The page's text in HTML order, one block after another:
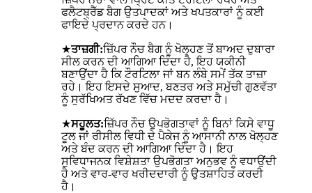
ਫਲੈਟਬ੍ਰੈੱਡ ਬੈਗ ਉਤਪਾਦਕਾਂ ਅਤੇ ਖਪਤਕਾਰਾਂ ਨੂੰ ਕਈ
ਫਾਇਦੇ ਪ੍ਰਦਾਨ ਕਰਦੇ ਹਨ।
★ਤਾਜ਼ਗੀ:ਜ਼ਿੱਪਰ ਨੌਚ ਬੈਗ ਨੂੰ ਖੋਲ੍ਹਣ ਤੋਂ ਬਾਅਦ ਦੁਬਾਰਾ
ਸੀਲ ਕਰਨ ਦੀ ਆਗਿਆ ਦਿੰਦਾ ਹੈ, ਇਹ ਯਕੀਨੀ
ਬਣਾਉਂਦਾ ਹੈ ਕਿ ਟੌਰਟਿਲਾ ਜਾਂ ਬਨ ਲੰਬੇ ਸਮੇਂ ਤੱਕ ਤਾਜ਼ਾ
ਰਹੇ। ਇਹ ਇਸਦੇ ਸੁਆਦ, ਬਣਤਰ ਅਤੇ ਸਮੁੱਚੀ ਗੁਣਵੱਤਾ
ਨੂੰ ਸੁਰੱਖਿਅਤ ਰੱਖਣ ਵਿੱਚ ਮਦਦ ਕਰਦਾ ਹੈ।
★ਸਹੂਲਤ:ਜ਼ਿੱਪਰ ਨੌਚ ਉਪਭੋਗਤਾਵਾਂ ਨੂੰ ਬਿਨਾਂ ਕਿਸੇ ਵਾਧੂ
ਟੂਲ ਜਾਂ ਰੀਸੀਲ ਵਿਧੀ ਦੇ ਪੈਕੇਜ ਨੂੰ ਆਸਾਨੀ ਨਾਲ ਖੋਲ੍ਹਣ
ਅਤੇ ਬੰਦ ਕਰਨ ਦੀ ਆਗਿਆ ਦਿੰਦਾ ਹੈ। ਇਹ
ਸੁਵਿਧਾਜਨਕ ਵਿਸ਼ੇਸ਼ਤਾ ਉਪਭੋਗਤਾ ਅਨੁਭਵ ਨੂੰ ਵਧਾਉਂਦੀ
ਹੈ ਅਤੇ ਵਾਰ-ਵਾਰ ਖਰੀਦਦਾਰੀ ਨੂੰ ਉਤਸ਼ਾਹਿਤ ਕਰਦੀ
ਹੈ।